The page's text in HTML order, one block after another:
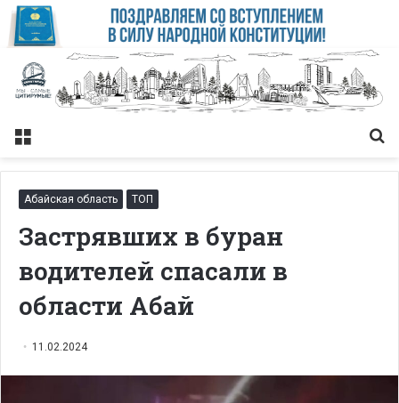
Меню
Абайская область ТОП
Застрявших в буран
водителей спасали в
области Абай
11.02.2024